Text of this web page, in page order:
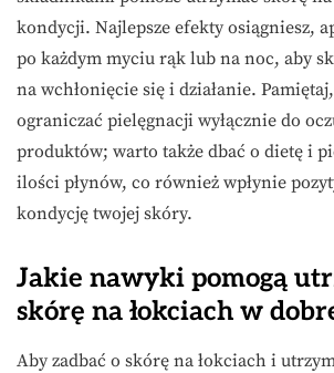
kondycji. Najlepsze efekty osiągniesz,
po każdym myciu rąk lub na noc, aby
na wchłonięcie się i działanie.
ograniczać pielęgnacji wyłącznie do
produktów; warto także dbać o dietę i
ilości płynów, co również wpłynie
kondycję twojej skóry.
Jakie nawyki pomogą
skórę na łokciach w
Aby zadbać o skórę na łokciach i